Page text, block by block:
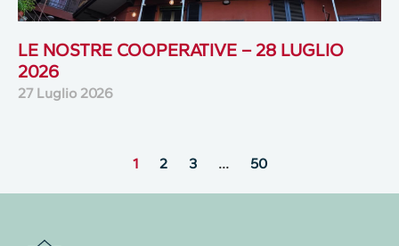
LE NOSTRE COOPERATIVE – 28 LUGLIO
2026
27 Luglio 2026
1 2 3 … 50